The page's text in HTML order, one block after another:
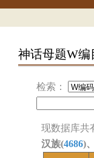
神话母题W编
检索：
现数据库共
汉族(4686)